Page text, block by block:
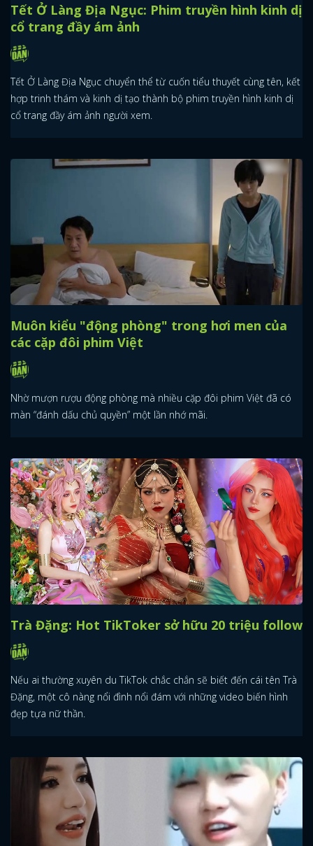
Tết Ở Làng Địa Ngục: Phim truyền hình kinh dị
cổ trang đầy ám ảnh
Tết Ở Làng Địa Ngục chuyển thể từ cuốn tiểu thuyết cùng tên, kết
hợp trinh thám và kinh dị tạo thành bộ phim truyền hình kinh dị
cổ trang đầy ám ảnh người xem.
Muôn kiểu "động phòng" trong hơi men của
các cặp đôi phim Việt
Nhờ mượn rượu động phòng mà nhiều cặp đôi phim Việt đã có
màn “đánh dấu chủ quyền” một lần nhớ mãi.
Trà Đặng: Hot TikToker sở hữu 20 triệu follow
Nếu ai thường xuyên du TikTok chắc chắn sẽ biết đến cái tên Trà
Đặng, một cô nàng nổi đình nổi đám với những video biến hình
đẹp tựa nữ thần.